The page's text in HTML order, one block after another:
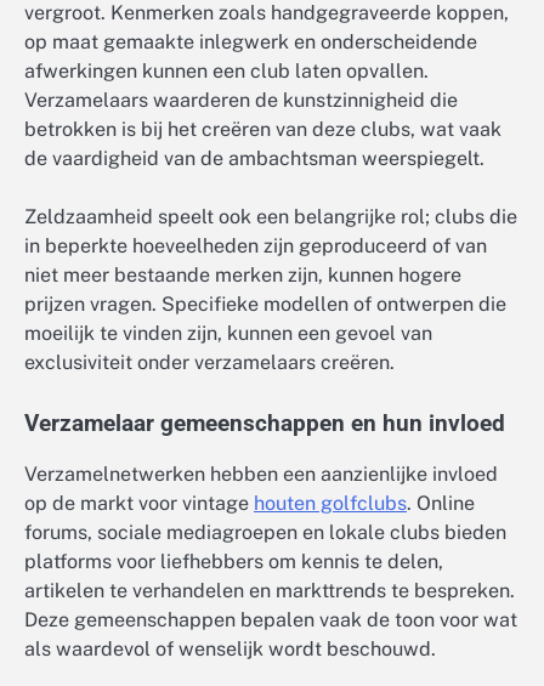
vergroot. Kenmerken zoals handgegraveerde koppen,
op maat gemaakte inlegwerk en onderscheidende
afwerkingen kunnen een club laten opvallen.
Verzamelaars waarderen de kunstzinnigheid die
betrokken is bij het creëren van deze clubs, wat vaak
de vaardigheid van de ambachtsman weerspiegelt.
Zeldzaamheid speelt ook een belangrijke rol; clubs die
in beperkte hoeveelheden zijn geproduceerd of van
niet meer bestaande merken zijn, kunnen hogere
prijzen vragen. Specifieke modellen of ontwerpen die
moeilijk te vinden zijn, kunnen een gevoel van
exclusiviteit onder verzamelaars creëren.
Verzamelaar gemeenschappen en hun invloed
Verzamelnetwerken hebben een aanzienlijke invloed
op de markt voor vintage houten golfclubs. Online
forums, sociale mediagroepen en lokale clubs bieden
platforms voor liefhebbers om kennis te delen,
artikelen te verhandelen en markttrends te bespreken.
Deze gemeenschappen bepalen vaak de toon voor wat
als waardevol of wenselijk wordt beschouwd.